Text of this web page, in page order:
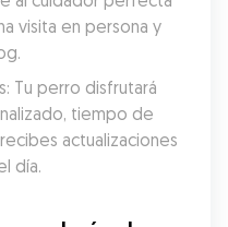
visita en persona y
Tu perro disfrutará
tiempo de
actualizaciones
día.